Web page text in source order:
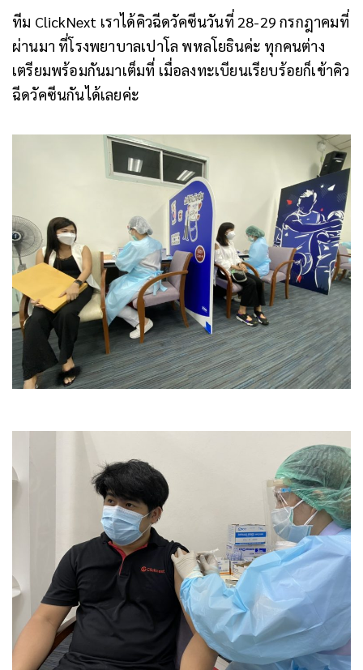
ทีม ClickNext เราได้คิวฉีดวัคซีนวันที่ 28-29 กรกฎาคมที่
ผ่านมา ที่โรงพยาบาลเปาโล พหลโยธินค่ะ ทุกคนต่าง
เตรียมพร้อมกันมาเต็มที่ เมื่อลงทะเบียนเรียบร้อยก็เข้าคิว
ฉีดวัคซีนกันได้เลยค่ะ